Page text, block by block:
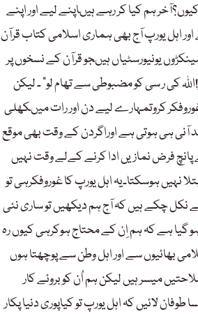
ہم کیا کر رہے ہیںاپنے لیے اور اپنے
اہل یورپ آج بھی ہماری اسلامی کتاب قرآن
یونیورسٹیاں ہیںجو قرآن کے نسخوں پر
کی ر سی کو مضبوطی سے تھام لو“ ۔ لیکن
کروتمہارے لیے دن اور رات میںکھلی
آنی ہی ہوتی ہے اوراگردن کے وقت بھی موقع
فرض نمازیں ادا کرنے کےلے وقت نہیں
ہوسکتا۔یہ اہل یورپ کا غوروفکرہی تو
چکے ہیں کہ آج ہم دیکھیں تو ساری نئی
گیا ہے کہ ہم اِن کے محتاج ہوکرہی کیوں رہ
بھائیوں سے اور اہل وطن سے پوچھتا ہوں
میسر ہیں لیکن ہم اُن کو بروئے کار
لائیں کہ اہل یورپ تو کیاپوری دنیا پکار